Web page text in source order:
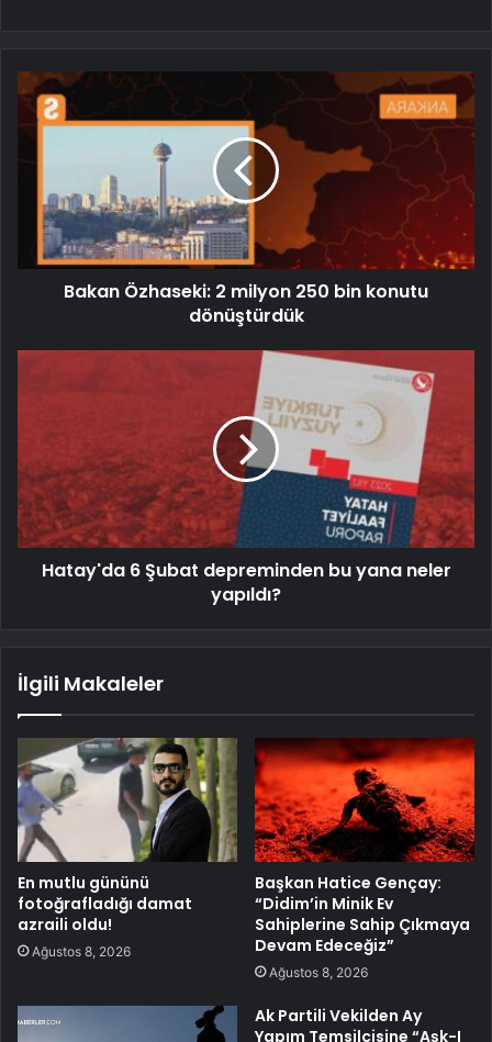
Bakan Özhaseki: 2 milyon 250 bin konutu
dönüştürdük
Hatay'da 6 Şubat depreminden bu yana neler
yapıldı?
İlgili Makaleler
En mutlu gününü
fotoğrafladığı damat
azraili oldu!
Ağustos 8, 2026
Başkan Hatice Gençay:
“Didim’in Minik Ev
Sahiplerine Sahip Çıkmaya
Devam Edeceğiz”
Ağustos 8, 2026
Ak Partili Vekilden Ay
Yapım Temsilcisine “Aşk-I